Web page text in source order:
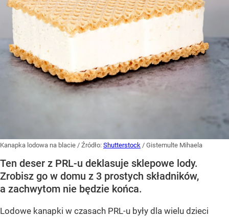
Kanapka lodowa na blacie / Źródło: Shutterstock / Gistemulte Mihaela
Ten deser z PRL-u deklasuje sklepowe lody.
Zrobisz go w domu z 3 prostych składników,
a zachwytom nie będzie końca.
Lodowe kanapki w czasach PRL-u były dla wielu dzieci